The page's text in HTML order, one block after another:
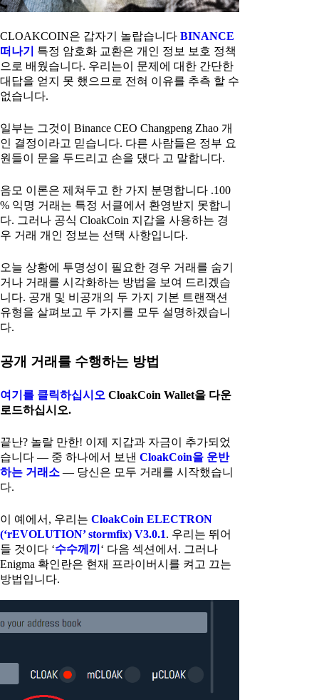
CLOAKCOIN은 갑자기 놀랍습니다 BINANCE
떠나기
특정 암호화 교환은 개인 정보 보호 정책
으로 배웠습니다. 우리는이 문제에 대한 간단한
대답을 얻지 못 했으므로 전혀 이유를 추측 할 수
없습니다.
일부는 그것이 Binance CEO Changpeng Zhao 개
인 결정이라고 믿습니다. 다른 사람들은 정부 요
원들이 문을 두드리고 손을 댔다 고 말합니다.
음모 이론은 제쳐두고 한 가지 분명합니다 .100
% 익명 거래는 특정 서클에서 환영받지 못합니
다. 그러나 공식 CloakCoin 지갑을 사용하는 경
우 거래 개인 정보는 선택 사항입니다.
오늘 상황에 투명성이 필요한 경우 거래를 숨기
거나 거래를 시각화하는 방법을 보여 드리겠습
니다. 공개 및 비공개의 두 가지 기본 트랜잭션
유형을 살펴보고 두 가지를 모두 설명하겠습니
다.
공개 거래를 수행하는 방법
여기를 클릭하십시오 CloakCoin Wallet을 다운
로드하십시오.
끝난? 놀랄 만한! 이제 지갑과 자금이 추가되었
습니다 — 중 하나에서 보낸 CloakCoin을 운반
하는 거래소 — 당신은 모두 거래를 시작했습니
다.
이 예에서, 우리는 CloakCoin ELECTRON
(‘rEVOLUTION’ stormfix) V3.0.1. 우리는 뛰어
들 것이다 ‘수수께끼 ‘ 다음 섹션에서. 그러나
Enigma 확인란은 현재 프라이버시를 켜고 끄는
방법입니다.